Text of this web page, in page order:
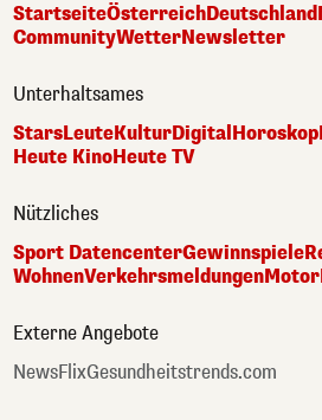
StartseiteÖsterreichDeutschland
CommunityWetterNewsletter
Unterhaltsames
StarsLeuteKulturDigital Horoskop
Heute KinoHeute TV
Nützliches
Sport DatencenterGewinnspiele
WohnenVerkehrsmeldungenMotor
Externe Angebote
NewsFlixGesundheitstrends.com